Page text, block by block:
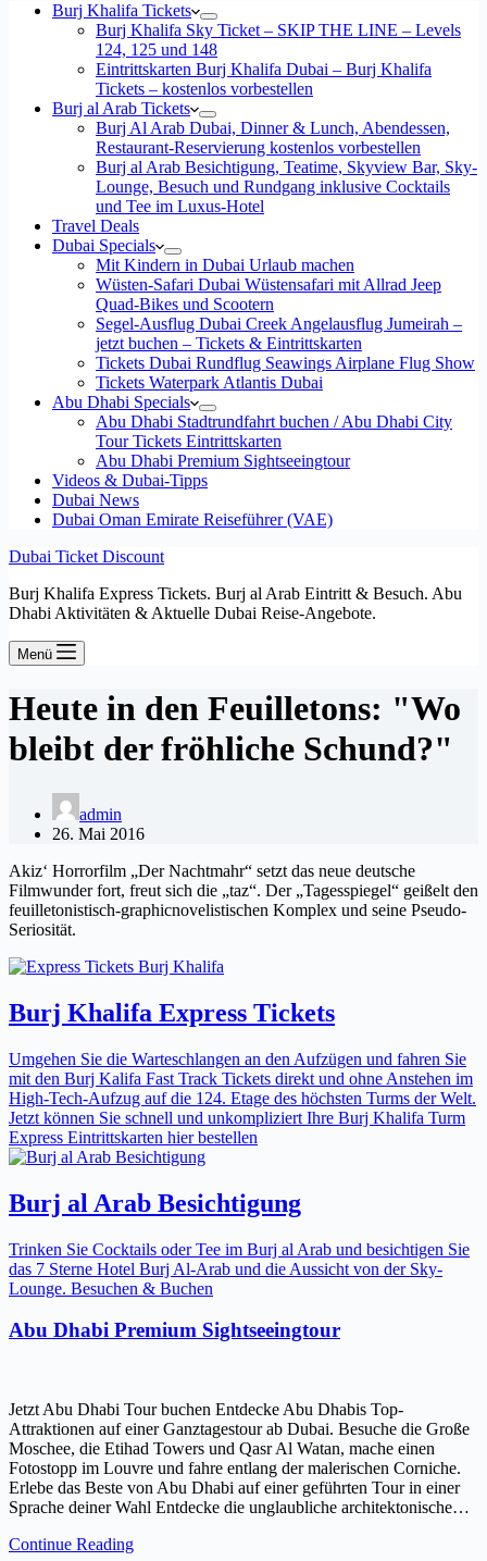
Burj Khalifa Tickets
Burj Khalifa Sky Ticket – SKIP THE LINE – Levels
124, 125 und 148
Eintrittskarten Burj Khalifa Dubai – Burj Khalifa
Tickets – kostenlos vorbestellen
Burj al Arab Tickets
Burj Al Arab Dubai, Dinner & Lunch, Abendessen,
Restaurant-Reservierung kostenlos vorbestellen
Burj al Arab Besichtigung, Teatime, Skyview Bar, Sky-
Lounge, Besuch und Rundgang inklusive Cocktails
und Tee im Luxus-Hotel
Travel Deals
Dubai Specials
Mit Kindern in Dubai Urlaub machen
Wüsten-Safari Dubai Wüstensafari mit Allrad Jeep
Quad-Bikes und Scootern
Segel-Ausflug Dubai Creek Angelausflug Jumeirah –
jetzt buchen – Tickets & Eintrittskarten
Tickets Dubai Rundflug Seawings Airplane Flug Show
Tickets Waterpark Atlantis Dubai
Abu Dhabi Specials
Abu Dhabi Stadtrundfahrt buchen / Abu Dhabi City
Tour Tickets Eintrittskarten
Abu Dhabi Premium Sightseeingtour
Videos & Dubai-Tipps
Dubai News
Dubai Oman Emirate Reiseführer (VAE)
Dubai Ticket Discount
Burj Khalifa Express Tickets. Burj al Arab Eintritt & Besuch. Abu
Dhabi Aktivitäten & Aktuelle Dubai Reise-Angebote.
Menü
Heute in den Feuilletons: "Wo
bleibt der fröhliche Schund?"
admin
26. Mai 2016
Akiz‘ Horrorfilm „Der Nachtmahr“ setzt das neue deutsche
Filmwunder fort, freut sich die „taz“. Der „Tagesspiegel“ geißelt den
feuilletonistisch-graphicnovelistischen Komplex und seine Pseudo-
Seriosität.
Burj Khalifa Express Tickets
Umgehen Sie die Warteschlangen an den Aufzügen und fahren Sie
mit den Burj Kalifa Fast Track Tickets direkt und ohne Anstehen im
High-Tech-Aufzug auf die 124. Etage des höchsten Turms der Welt.
Jetzt können Sie schnell und unkompliziert Ihre Burj Khalifa Turm
Express Eintrittskarten hier bestellen
Burj al Arab Besichtigung
Trinken Sie Cocktails oder Tee im Burj al Arab und besichtigen Sie
das 7 Sterne Hotel Burj Al-Arab und die Aussicht von der Sky-
Lounge. Besuchen & Buchen
Abu Dhabi Premium Sightseeingtour
Jetzt Abu Dhabi Tour buchen Entdecke Abu Dhabis Top-
Attraktionen auf einer Ganztagestour ab Dubai. Besuche die Große
Moschee, die Etihad Towers und Qasr Al Watan, mache einen
Fotostopp im Louvre und fahre entlang der malerischen Corniche.
Erlebe das Beste von Abu Dhabi auf einer geführten Tour in einer
Sprache deiner Wahl Entdecke die unglaubliche architektonische…
Continue Reading